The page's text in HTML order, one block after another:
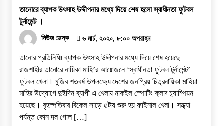
তানোরে ব্যাপক উৎসাহ উদ্দীপনার মধ্যে দিয়ে শেষ হলো স্বাধীনতা ফুটবল
টুর্নামেন্ট ।
নিউজ ডেস্ক ৬ মার্চ, ২০২০, ৮:০০ অপরাহ্ন
তানোর প্রতিনিধিঃ ব্যাপক উৎসাহ উদ্দীপনার মধ্যে দিয়ে শেষ হয়েছে
রাজশাহীর তানোরে নায়িকা মাহি’র আয়োজনে ‘স্বাধীনতা ফুুটবল টুর্নামেন্ট’
ফুটবল খেলা। মুজিব শতবর্ষ উপলক্ষ্যে দেশের জনপ্রিয় চিত্রনায়িকা মাহিয়া
মাহির উদ্যোগে দুইদিন ব্যাপী এ খেলায় নাকইল স্পোটিং ক্লাব চ্যাম্পিয়ন
হয়েছে। বৃহস্পতিবার বিকেল সাড়ে ৫টায় শুরু হয় ফাইনাল খেলা। সন্ধ্যা
পর্যন্ত কোন দল গোল […]